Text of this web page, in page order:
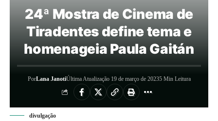
24ª Mostra de Cinema de
Tiradentes define tema e
homenageia Paula Gaitán
PorLana JanotiÚltima Atualização 19 de março de 20235 Min Leitura
divulgação